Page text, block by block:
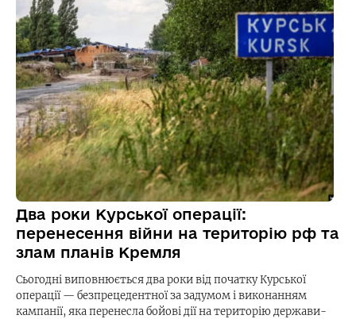
Два роки Курської операції:
перенесення війни на територію рф та
злам планів Кремля
Сьогодні виповнюється два роки від початку Курської
операції — безпрецедентної за задумом і виконанням
кампанії, яка перенесла бойові дії на територію держави-